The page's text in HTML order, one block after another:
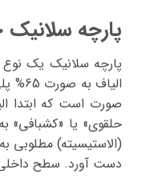
پارچه
پارچه سلانیک یک
صورت است که ابتدا
حلقوی» یا «کشبافی»
(الاستیسیته) مطلوبی
دست آورد. سطح داخلی